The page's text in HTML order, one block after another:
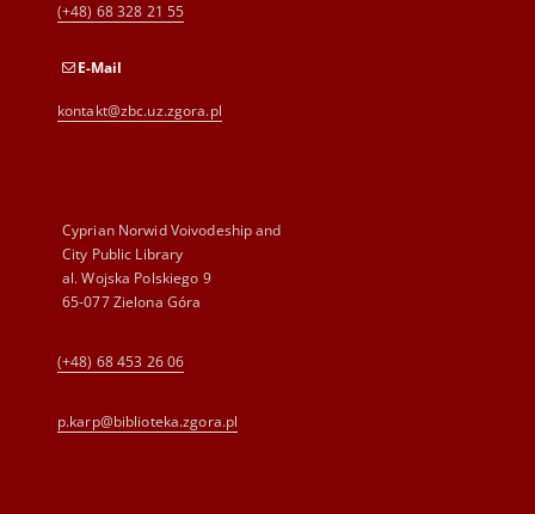
(+48) 68 328 21 55
E-Mail
kontakt@zbc.uz.zgora.pl
Cyprian Norwid Voivodeship and
City Public Library
al. Wojska Polskiego 9
65-077 Zielona Góra
(+48) 68 453 26 06
p.karp@biblioteka.zgora.pl